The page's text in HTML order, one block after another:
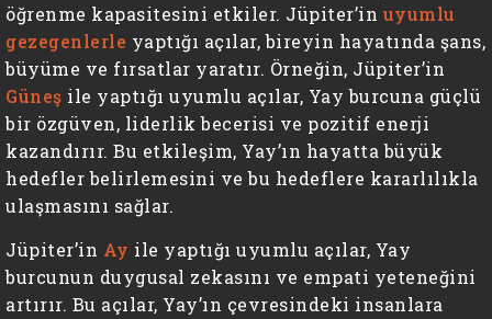
öğrenme kapasitesini etkiler. Jüpiter’in uyumlu
gezegenlerle yaptığı açılar, bireyin hayatında şans,
büyüme ve fırsatlar yaratır. Örneğin, Jüpiter’in
Güneş ile yaptığı uyumlu açılar, Yay burcuna güçlü
bir özgüven, liderlik becerisi ve pozitif enerji
kazandırır. Bu etkileşim, Yay’ın hayatta büyük
hedefler belirlemesini ve bu hedeflere kararlılıkla
ulaşmasını sağlar.
Jüpiter’in Ay ile yaptığı uyumlu açılar, Yay
burcunun duygusal zekasını ve empati yeteneğini
artırır. Bu açılar, Yay’ın çevresindeki insanlara